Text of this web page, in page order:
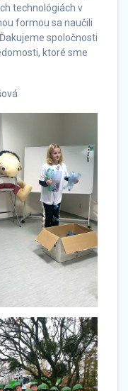
technológiách v
formou sa naučili
spoločnosti
ktoré sme